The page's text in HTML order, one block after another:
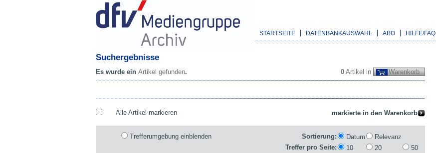
STARTSEITE DATENBANKAUSWAHL ABO HILFE/FAQ
Suchergebnisse
0 Artikel in Warenkorb
Es wurde ein Artikel gefunden.
Alle Artikel markieren
Trefferumgebung einblenden Sortierung: Datum
Relevanz
Treffer pro Seite:
10 20 50